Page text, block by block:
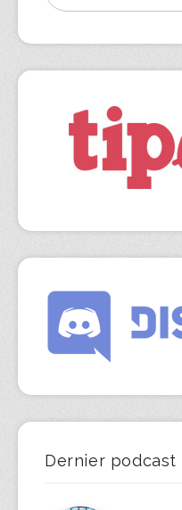
Dernier podcast